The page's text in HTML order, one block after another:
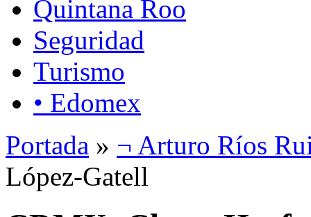
Quintana Roo
Seguridad
Turismo
• Edomex
Portada » ¬ Arturo Ríos
López-Gatell